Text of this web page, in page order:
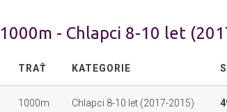
1000m - Chlapci 8-10 let
TRAŤ KATEGORIE
1000m Chlapci 8-10 let (2017-2015)